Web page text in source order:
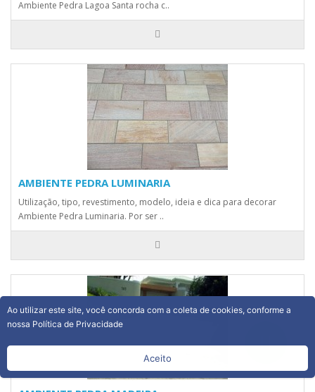
Ambiente Pedra Lagoa Santa rocha c..
AMBIENTE PEDRA LUMINARIA
Utilização, tipo, revestimento, modelo, ideia e dica para decorar
Ambiente Pedra Luminaria. Por ser ..
Ao utilizar este site, você concorda com a coleta de cookies, conforme a
nossa Política de Privacidade
Aceito